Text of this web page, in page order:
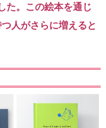
た。
この絵本を通じ
人がさらに増えると